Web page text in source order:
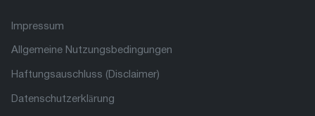
Impressum
Allgemeine Nutzungsbedingungen
Haftungsauschluss (Disclaimer)
Datenschutzerklärung